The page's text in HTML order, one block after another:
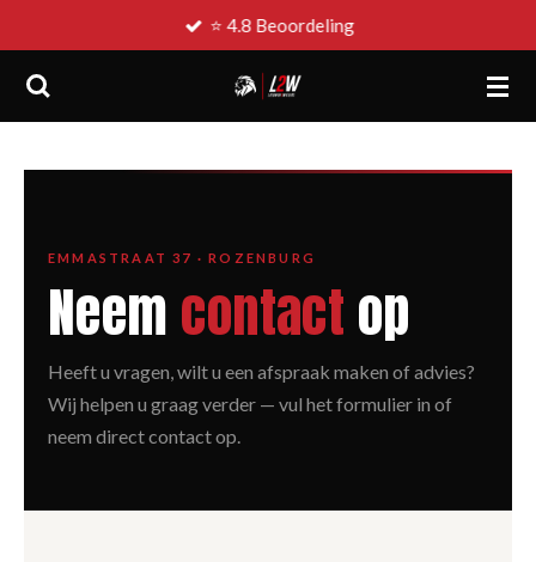
naar
de
⭐ 4.8 Beoordeling
EMMASTRAAT 37 · ROZENBURG
Neemcontactop
Heeft u vragen, wilt u een afspraak maken of advies?
Wij helpen u graag verder — vul het formulier in of
neem direct contact op.